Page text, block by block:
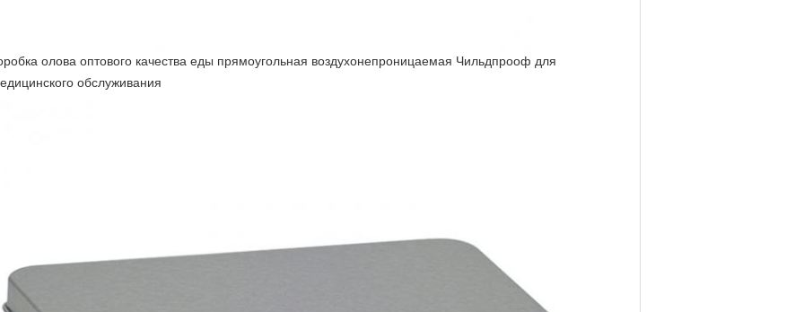
олова оптового качества еды прямоугольная воздухонепроницаемая Чильдпрооф для
обслуживания